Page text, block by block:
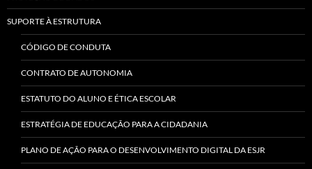
SUPORTE À ESTRUTURA
CÓDIGO DE CONDUTA
CONTRATO DE AUTONOMIA
ESTATUTO DO ALUNO E ÉTICA ESCOLAR
ESTRATÉGIA DE EDUCAÇÃO PARA A CIDADANIA
PLANO DE AÇÃO PARA O DESENVOLVIMENTO DIGITAL DA ESJR